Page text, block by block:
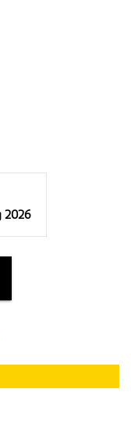
2026